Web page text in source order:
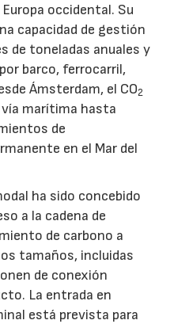
occidental. Su
capacidad de gestión
de toneladas anuales y
por barco, ferrocarril,
Ámsterdam, el CO2
marítima hasta
de
en el Mar del
ha sido concebido
a la cadena de
de carbono a
tamaños, incluidas
de conexión
La entrada en
está prevista para